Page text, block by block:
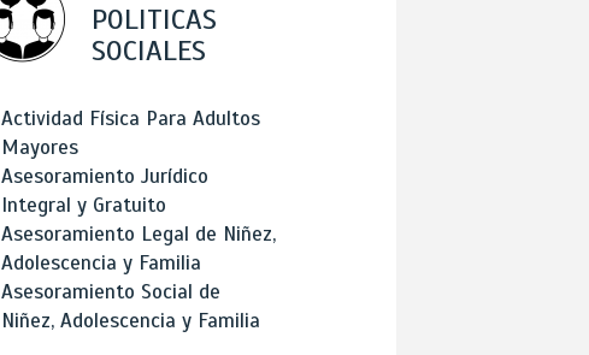
POLITICAS
SOCIALES
Actividad Física Para Adultos
Mayores
Asesoramiento Jurídico
Integral y Gratuito
Asesoramiento Legal de Niñez,
Adolescencia y Familia
Asesoramiento Social de
Niñez, Adolescencia y Familia